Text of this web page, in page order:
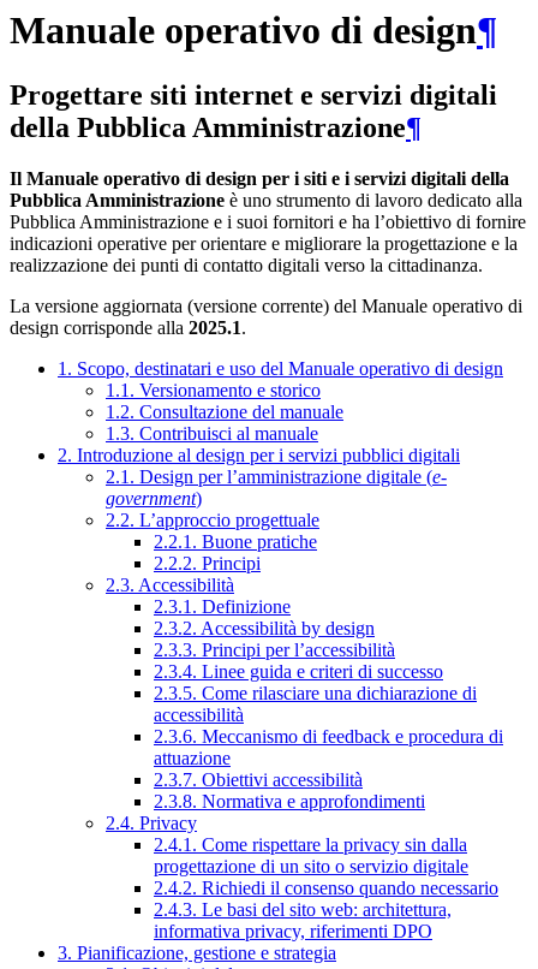
Manuale operativo di design¶
Progettare siti internet e servizi digitali
della Pubblica Amministrazione¶
Il Manuale operativo di design per i siti e i servizi digitali della
Pubblica Amministrazione è uno strumento di lavoro dedicato alla
Pubblica Amministrazione e i suoi fornitori e ha l’obiettivo di fornire
indicazioni operative per orientare e migliorare la progettazione e la
realizzazione dei punti di contatto digitali verso la cittadinanza.
La versione aggiornata (versione corrente) del Manuale operativo di
design corrisponde alla 2025.1.
1. Scopo, destinatari e uso del Manuale operativo di design
1.1. Versionamento e storico
1.2. Consultazione del manuale
1.3. Contribuisci al manuale
2. Introduzione al design per i servizi pubblici digitali
2.1. Design per l’amministrazione digitale (e-
government)
2.2. L’approccio progettuale
2.2.1. Buone pratiche
2.2.2. Principi
2.3. Accessibilità
2.3.1. Definizione
2.3.2. Accessibilità by design
2.3.3. Principi per l’accessibilità
2.3.4. Linee guida e criteri di successo
2.3.5. Come rilasciare una dichiarazione di
accessibilità
2.3.6. Meccanismo di feedback e procedura di
attuazione
2.3.7. Obiettivi accessibilità
2.3.8. Normativa e approfondimenti
2.4. Privacy
2.4.1. Come rispettare la privacy sin dalla
progettazione di un sito o servizio digitale
2.4.2. Richiedi il consenso quando necessario
2.4.3. Le basi del sito web: architettura,
informativa privacy, riferimenti DPO
3. Pianificazione, gestione e strategia